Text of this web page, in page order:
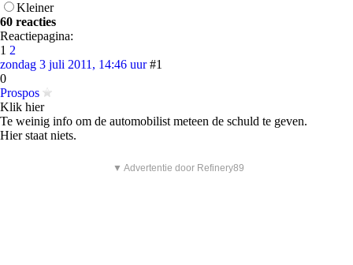
Kleiner
60 reacties
Reactiepagina:
1 2
zondag 3 juli 2011, 14:46 uur #1
0
Prospos
Klik hier
Te weinig info om de automobilist meteen de schuld te geven.
Hier staat niets.
▼ Advertentie door Refinery89